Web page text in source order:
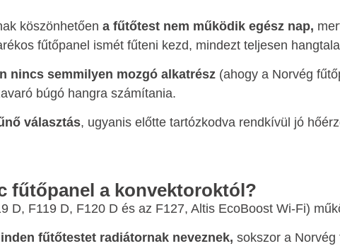
köszönhetően a fűtőtest nem működik egész nap,
fűtőpanel ismét fűteni kezd, mindezt teljesen
nincs semmilyen mozgó alkatrész (ahogy a Norvég
búgó hangra számítania.
választás, ugyanis előtte tartózkodva rendkívül jó
fűtőpanel a konvektoroktól?
D, F119 D, F120 D és az F127, Altis EcoBoost Wi-Fi)
fűtőtestet radiátornak neveznek, sokszor a